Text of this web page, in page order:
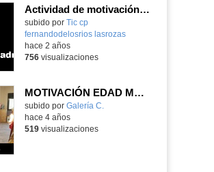
Actividad de motivación de los Inuit de 3 años_CEIP FDLR_Las Rozas
Contenido educativo.
subido por Tic cp
fernandodelosrios lasrozas-
hace 2 años
756visualizaciones
MOTIVACIÓN EDAD MEDIA:DOÑA URRACA
subido por Galería C.
hace 4 años
519visualizaciones